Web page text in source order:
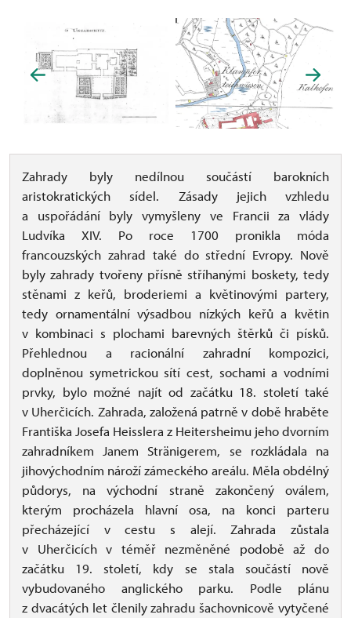
Zahrady byly nedílnou součástí barokních
aristokratických sídel. Zásady jejich vzhledu
a uspořádání byly vymyšleny ve Francii za vlády
Ludvíka XIV. Po roce 1700 pronikla móda
francouzských zahrad také do střední Evropy. Nově
byly zahrady tvořeny přísně stříhanými boskety, tedy
stěnami z keřů, broderiemi a květinovými partery,
tedy ornamentální výsadbou nízkých keřů a květin
v kombinaci s plochami barevných štěrků či písků.
Přehlednou a racionální zahradní kompozici,
doplněnou symetrickou sítí cest, sochami a vodními
prvky, bylo možné najít od začátku 18. století také
v Uherčicích. Zahrada, založená patrně v době hraběte
Františka Josefa Heisslera z Heitersheimu jeho dvorním
zahradníkem Janem Stränigerem, se rozkládala na
jihovýchodním nároží zámeckého areálu. Měla obdélný
půdorys, na východní straně zakončený oválem,
kterým procházela hlavní osa, na konci parteru
přecházející v cestu s alejí. Zahrada zůstala
v Uherčicích v téměř nezměněné podobě až do
začátku 19. století, kdy se stala součástí nově
vybudovaného anglického parku. Podle plánu
z dvacátých let členily zahradu šachovnicově vytyčené